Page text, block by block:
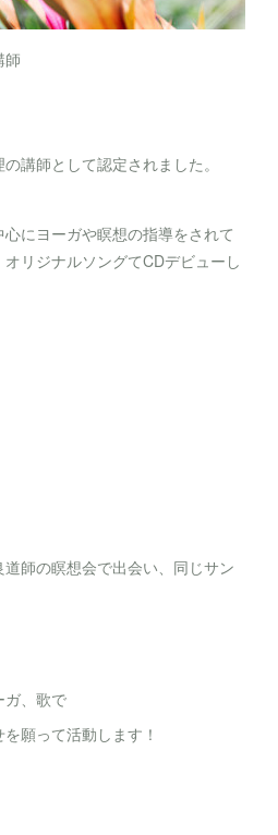
師
講師として認定されました。
にヨーガや瞑想の指導をされて
リジナルソングてCDデビューし
師の瞑想会で出会い、同じサン
ガ、歌で
願って活動します！